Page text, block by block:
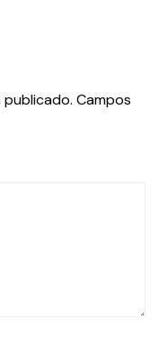
publicado. Campos